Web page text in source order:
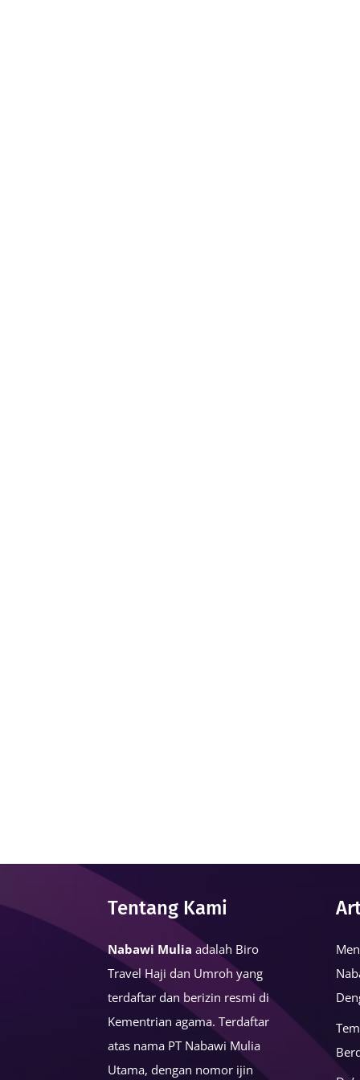
Tentang Kami
Nabawi Mulia adalah Biro
Travel Haji dan Umroh yang
terdaftar dan berizin resmi di
Kementrian agama. Terdaftar
atas nama PT Nabawi Mulia
Utama, dengan nomor ijin